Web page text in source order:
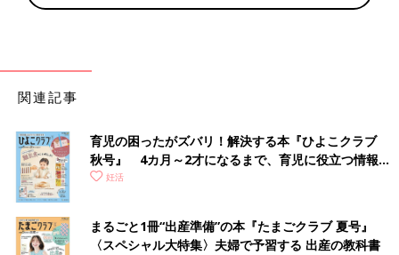
関連記事
育児の困ったがズバリ！解決する本『ひよこクラブ
秋号』 4カ月～2才になるまで、育児に役立つ情報が
いっぱい！
妊活
まるごと1冊“出産準備”の本『たまごクラブ 夏号』
〈スペシャル大特集〉夫婦で予習する 出産の教科書